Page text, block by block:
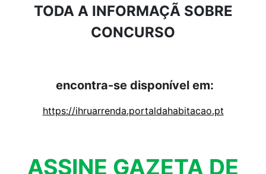
TODA A INFORMAÇÃ SOBRE
CONCURSO
encontra-se disponível em:
https://ihruarrenda.portaldahabitacao.pt
ASSINE GAZETA DE